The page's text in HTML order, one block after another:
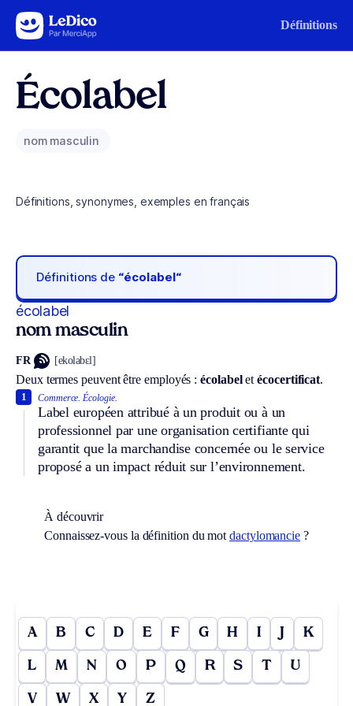
Aller au contenu Définitions
Écolabel
nom masculin
Définitions, synonymes, exemples en français
Définitions de “écolabel“
écolabel
nom masculin
FR [ekolabɛl]
Deux termes peuvent être employés :écolabeletécocertificat.
Commerce. Écologie.
Label européen attribué à un produit ou à un
professionnel par une organisation certifiante qui
garantit que la marchandise concernée ou le service
proposé a un impact réduit sur l’environnement.
1
À découvrir
Connaissez-vous la définition du motdactylomancie ?
A B C D E F G H I J K
L M N O P Q R S T U
V W X Y Z